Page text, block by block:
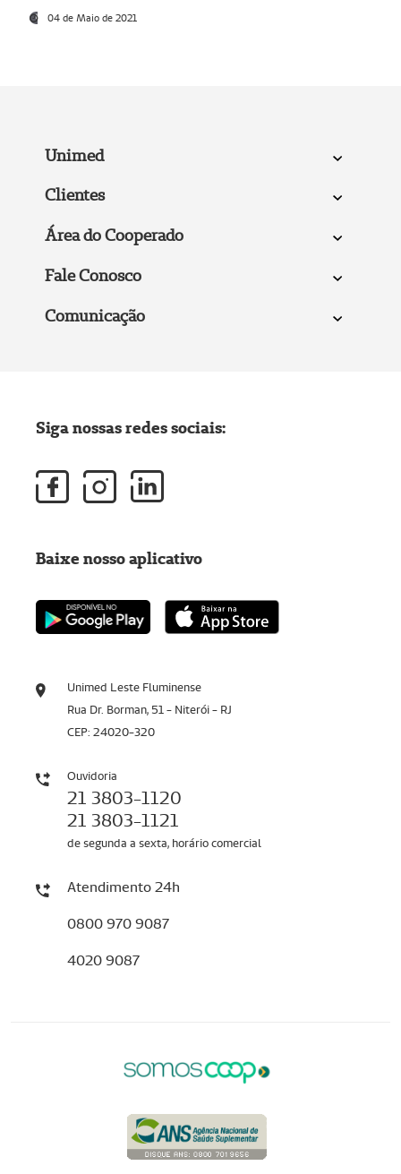
04 de Maio de 2021
Unimed
Clientes
Área do Cooperado
Fale Conosco
Comunicação
Unimed Leste Fluminense
Rua Dr. Borman, 51 - Niterói - RJ
CEP: 24020-320
Ouvidoria
21 3803-1120
21 3803-1121
de segunda a sexta, horário comercial
Atendimento 24h
0800 970 9087
4020 9087
Siga nossas redes sociais:
Baixe nosso aplicativo